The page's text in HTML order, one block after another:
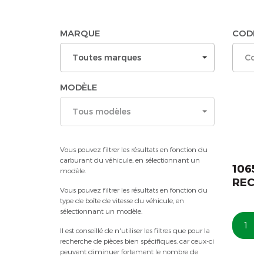
MARQUE
Toutes marques
MODÈLE
Tous modèles
Vous pouvez filtrer les résultats en fonction du
carburant du véhicule, en sélectionnant un
modèle.
Vous pouvez filtrer les résultats en fonction du
type de boîte de vitesse du véhicule, en
sélectionnant un modèle.
Il est conseillé de n'utiliser les filtres que pour la
recherche de pièces bien spécifiques, car ceux-ci
peuvent diminuer fortement le nombre de
1